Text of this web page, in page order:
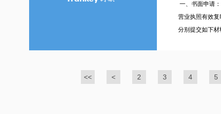
一、书面申请
营业执照有效
分别提交如下
<< < 2 3 4 5